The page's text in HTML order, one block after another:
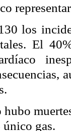
los
El
hubo
gas.